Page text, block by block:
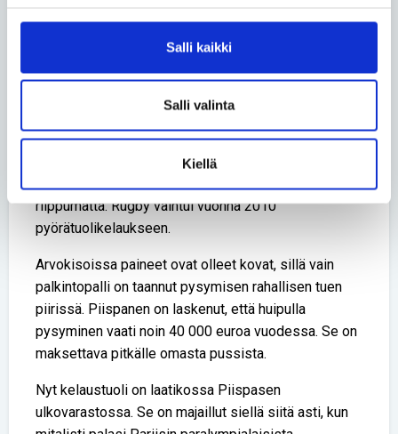
Salli kaikki
Salli valinta
Kiellä
Huippu-urheilu ja virkaura oli
tiukka yhdistelmä
Piispanen halusi opiskella liikuntaa jo
yläasteikäisestä saakka. Vammautuminen vaikutti
niin, että liikuntahallinnosta tuli luontevin valinta.
Rankkaa on ollut se, että treenit ovat odottaneet
häntä joka ilta töiden jälkeen väsymyksestä
riippumatta. Rugby vaihtui vuonna 2010
pyörätuolikelaukseen.
Arvokisoissa paineet ovat olleet kovat, sillä vain
palkintopalli on taannut pysymisen rahallisen tuen
piirissä. Piispanen on laskenut, että huipulla
pysyminen vaati noin 40 000 euroa vuodessa. Se on
maksettava pitkälle omasta pussista.
Nyt kelaustuoli on laatikossa Piispasen
ulkovarastossa. Se on majaillut siellä siitä asti, kun